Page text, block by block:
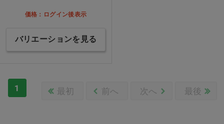
価格：ログイン後表示
バリエーションを見る
1 最初 前へ 次へ 最後